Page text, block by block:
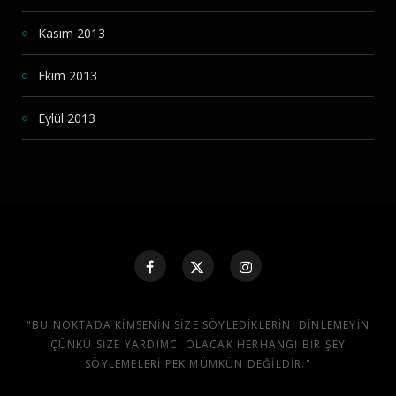
Kasım 2013
Ekim 2013
Eylül 2013
"BU NOKTADA KIMSENIN SIZE SÖYLEDIKLERINI DINLEMEYIN
ÇÜNKÜ SIZE YARDIMCI OLACAK HERHANGI BIR ŞEY
SÖYLEMELERI PEK MÜMKÜN DEĞILDIR."